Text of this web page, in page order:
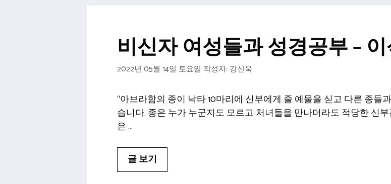
비신자 여성들과 성경공부 –
2022년 05월 14일 토요일 작성자: 강신욱
“아브라함의 종이 낙타 10마리에 신부에게 줄 예물을 싣고 다른 종들
습니다. 종은 누가 누군지도 모르고 처녀들을 만나더라도 적당한 신
은 …
글 보기